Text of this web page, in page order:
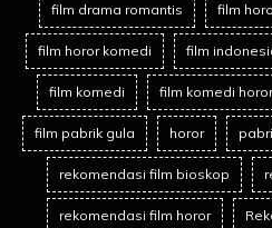
film drama romantis film
film horor komedi film
film komedi film komedi horor
film pabrik gula horor
rekomendasi film bioskop
rekomendasi film horor